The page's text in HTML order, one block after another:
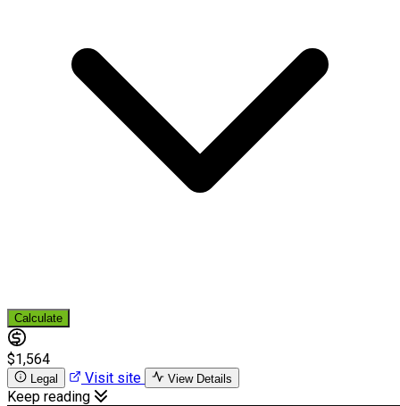
Calculate
$1,564
Legal Visit site View Details
Keep reading